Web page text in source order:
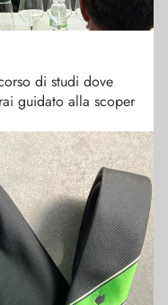
di studi dove
guidato alla scoper